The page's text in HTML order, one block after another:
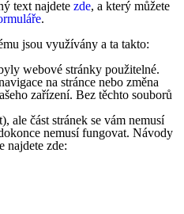
text najdete zde, a který můžete
.
jsou využívány a ta takto:
webové stránky použitelné.
na stránce nebo změna
zařízení. Bez těchto souborů
ale část stránek se vám nemusí
nemusí fungovat. Návody
najdete zde: